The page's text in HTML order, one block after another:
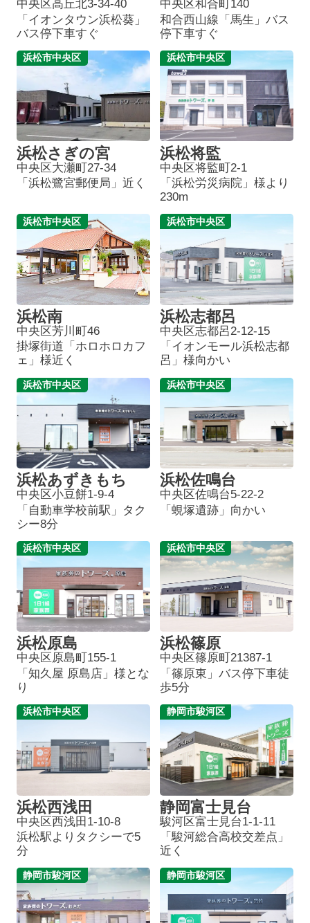
中央区高丘北3-34-40
「イオンタウン浜松葵」
バス停下車すぐ
中央区和合町140
和合西山線「馬生」バス
停下車すぐ
浜松市中央区
浜松さぎの宮
中央区大瀬町27-34
「浜松鷺宮郵便局」近く
浜松市中央区
浜松将監
中央区将監町2-1
「浜松労災病院」様より
230m
浜松市中央区
浜松南
中央区芳川町46
掛塚街道「ホロホロカフ
ェ」様近く
浜松市中央区
浜松志都呂
中央区志都呂2-12-15
「イオンモール浜松志都
呂」様向かい
浜松市中央区
浜松あずきもち
中央区小豆餅1-9-4
「自動車学校前駅」タク
シー8分
浜松市中央区
浜松佐鳴台
中央区佐鳴台5-22-2
「蜆塚遺跡」向かい
浜松市中央区
浜松原島
中央区原島町155-1
「知久屋 原島店」様とな
り
浜松市中央区
浜松篠原
中央区篠原町21387-1
「篠原東」バス停下車徒
歩5分
浜松市中央区
浜松西浅田
中央区西浅田1-10-8
浜松駅よりタクシーで5
分
静岡市駿河区
静岡富士見台
駿河区富士見台1-1-11
「駿河総合高校交差点」
近く
静岡市駿河区 静岡市駿河区